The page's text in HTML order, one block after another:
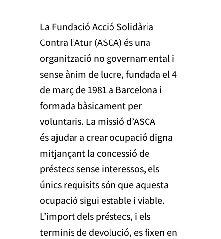
La Fundació Acció Solidària
Contra l’Atur (ASCA) és una
organització no governamental i
sense ànim de lucre, fundada el 4
de març de 1981 a Barcelona i
formada bàsicament per
voluntaris. La missió d’ASCA
és ajudar a crear ocupació digna
mitjançant la concessió de
préstecs sense interessos, els
únics requisits són que aquesta
ocupació sigui estable i viable.
L’import dels préstecs, i els
terminis de devolució, es fixen en